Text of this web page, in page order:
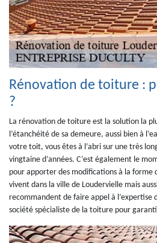
Rénovation de toiture :
?
La rénovation de toiture est la solution la
l’étanchéité de sa demeure, aussi bien à
votre toit, vous êtes à l’abri sur une très
vingtaine d’années. C’est également le
pour apporter des modifications à la forme
vivent dans la ville de Loudervielle mais
recommandent de faire appel à l’expertise
société spécialiste de la toiture pour